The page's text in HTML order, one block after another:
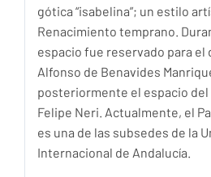
gótica “isabelina”; un estilo
Renacimiento temprano.
espacio fue reservado para
Alfonso de Benavides
posteriormente el espacio del
Felipe Neri. Actualmente, el
es una de las subsedes de la
Internacional de Andalucía.